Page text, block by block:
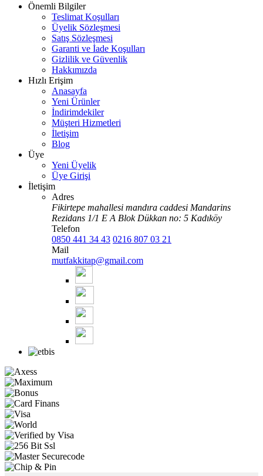
Önemli Bilgiler
Teslimat Koşulları
Üyelik Sözleşmesi
Satış Sözleşmesi
Garanti ve İade Koşulları
Gizlilik ve Güvenlik
Hakkımızda
Hızlı Erişim
Anasayfa
Yeni Ürünler
İndirimdekiler
Müşteri Hizmetleri
İletişim
Blog
Üye
Yeni Üyelik
Üye Girişi
İletişim
Adres
Fikirtepe mahallesi mandıra caddesi Mandarins
Rezidans 1/1 E A Blok Dükkan no: 5 Kadıköy
Telefon
0850 441 34 43 0216 807 03 21
Mail
mutfakkitap@gmail.com